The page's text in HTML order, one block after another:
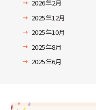
2026年2月
2025年12月
2025年10月
2025年8月
2025年6月